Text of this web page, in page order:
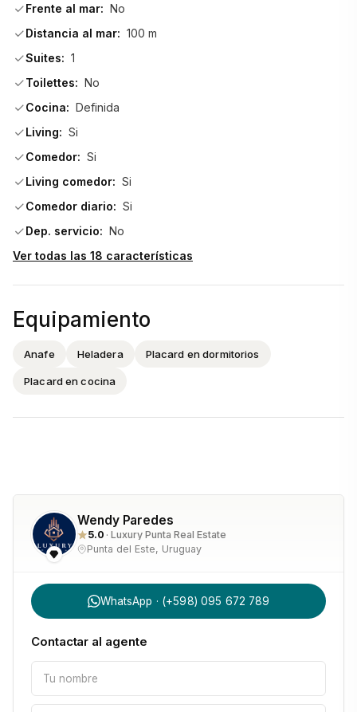
Frente al mar: No
Distancia al mar: 100 m
Suites: 1
Toilettes: No
Cocina: Definida
Living: Si
Comedor: Si
Living comedor: Si
Comedor diario: Si
Dep. servicio: No
Ver todas las 18 características
Equipamiento
Anafe Heladera Placard en dormitorios
Placard en cocina
Wendy Paredes
5.0 · Luxury Punta Real Estate
Punta del Este, Uruguay
WhatsApp · (+598) 095 672 789
Contactar al agente